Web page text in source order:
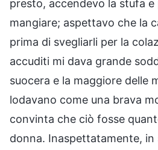
presto, accendevo la stufa e
mangiare; aspettavo che la
prima di svegliarli per la
accuditi mi dava grande
suocera e la maggiore delle
lodavano come una brava
convinta che ciò fosse
donna. Inaspettatamente,